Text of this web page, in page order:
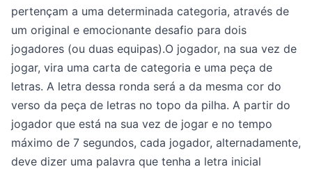
pertençam a uma determinada categoria, através de
um original e emocionante desafio para dois
jogadores (ou duas equipas).O jogador, na sua vez de
jogar, vira uma carta de categoria e uma peça de
letras. A letra dessa ronda será a da mesma cor do
verso da peça de letras no topo da pilha. A partir do
jogador que está na sua vez de jogar e no tempo
máximo de 7 segundos, cada jogador, alternadamente,
deve dizer uma palavra que tenha a letra inicial